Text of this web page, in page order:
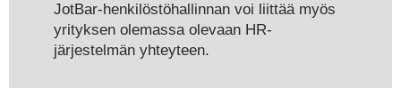
JotBar-henkilöstöhallinnan voi liittää myös
yrityksen olemassa olevaan HR-
järjestelmän yhteyteen.